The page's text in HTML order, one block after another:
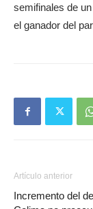
semifinales de
el ganador del
Artículo anterior
Incremento del